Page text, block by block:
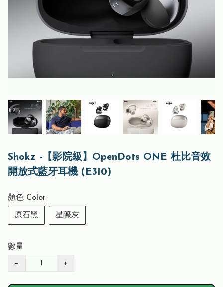
Shokz -【影院級】OpenDots ONE 杜比音效
開放式藍牙耳機 (E310)
顏色 Color
原石黑 星際灰
數量
− +